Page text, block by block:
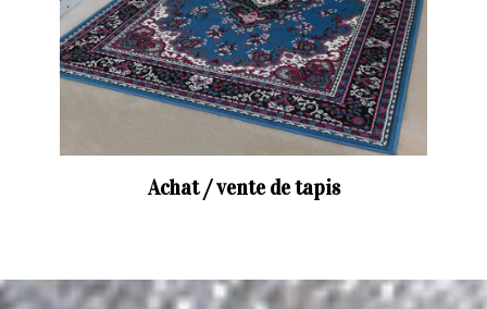
Achat / vente de tapis